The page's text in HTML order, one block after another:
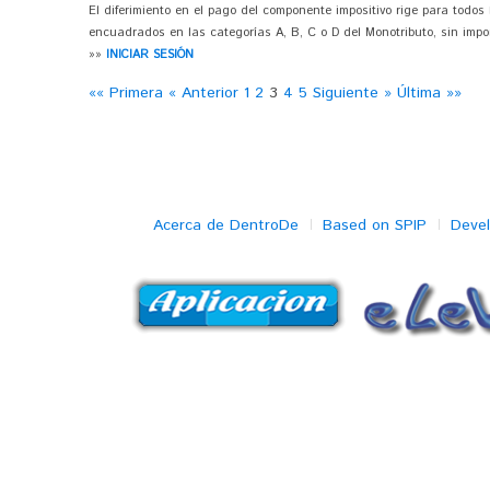
El diferimiento en el pago del componente impositivo rige para
encuadrados en las categorías A, B, C o D del Monotributo, sin
»» INICIAR SESIÓN
«« Primera « Anterior 1 2 3 4 5 Siguiente » Última »»
Acerca de DentroDe Based on SPIP